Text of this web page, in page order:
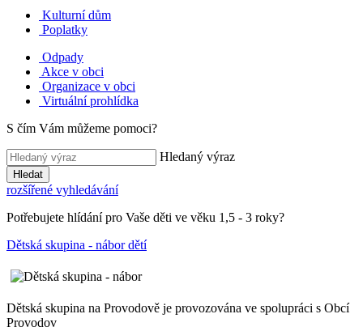
Kulturní dům
Poplatky
Odpady
Akce v obci
Organizace v obci
Virtuální prohlídka
S čím Vám můžeme pomoci?
Hledaný výraz
Hledat
rozšířené vyhledávání
Potřebujete hlídání pro Vaše děti ve věku 1,5 - 3 roky?
Dětská skupina - nábor dětí
Dětská skupina na Provodově je provozována ve spolupráci s Obcí
Provodov